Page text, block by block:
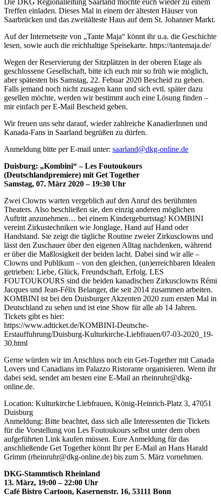
Treffen einladen. Dieses Mal in einem der ältesten Häuser von
Saarbrücken und das zweitälteste Haus auf dem St. Johanner Markt.
Auf der Internetseite von „Tante Maja“ könnt ihr u.a. die Geschichte
lesen, sowie auch die reichhaltige Speisekarte. https://tantemaja.de/
Wegen der Reservierung der Sitzplätzen in der oberen Etage als
geschlossene Gesellschaft, bitte ich euch mir so früh wie möglich,
aber spätesten bis Samstag, 22. Febuar 2020 Bescheid zu geben.
Falls jemand noch nicht zusagen kann und sich evtl. später dazu
gesellen möchte, werden wir bestimmt auch eine Lösung finden –
mir einfach per E-Mail Bescheid geben.
Wir freuen uns sehr darauf, wieder zahlreiche KanadierInnen und
Kanada-Fans in Saarland begrüßen zu dürfen.
Anmeldung bitte per E-mail unter: saarland@dkg-online.de
Duisburg: „Kombini“ – Les Foutoukours
(Deutschlandpremiere) mit Get Together
Samstag, 07. März 2020 – 19:30 Uhr
Zwei Clowns warten vergeblich auf den Anruf des berühmten
Theaters. Also beschließen sie, den einzig anderen möglichen
Auftritt anzunehmen… bei einem Kindergeburtstag! KOMBINI
vereint Zirkustechniken wie Jonglage, Hand auf Hand oder
Handstand. Sie zeigt die tägliche Routine zweier Zirkusclowns und
lässt den Zuschauer über den eigenen Alltag nachdenken, während
er über die Maßlosigkeit der beiden lacht. Dabei sind wir alle –
Clowns und Publikum – von den gleichen, (un)erreichbaren Idealen
getrieben: Liebe, Glück, Freundschaft, Erfolg. LES
FOUTOUKOURS sind die beiden kanadischen Zirkusclowns Rémi
Jacques und Jean-Félix Belanger, die seit 2014 zusammen arbeiten.
KOMBINI ist bei den Duisburger Akzenten 2020 zum ersten Mal in
Deutschland zu sehen und ist eine Show für alle ab 14 Jahren.
Tickets gibt es hier:
https://www.adticket.de/KOMBINI-Deutsche-
Erstauffuhrung/Duisburg-Kulturkirche-Liebfrauen/07-03-2020_19-
30.html
Gerne würden wir im Anschluss noch ein Get-Together mit Canada
Lovers und Canadians im Palazzo Ristorante organisieren. Wenn ihr
dabei seid, sendet am besten eine E-Mail an rheinruhr@dkg-
online.de.
Location: Kulturkirche Liebfrauen, König-Heinrich-Platz 3, 47051
Duisburg
Anmeldung: Bitte beachtet, dass sich alle Interessenten die Tickets
für die Vorstellung von Les Foutoukours selbst unter dem oben
aufgeführten Link kaufen müssen. Eure Anmeldung für das
anschließende Get Together könnt Ihr per E-Mail an Hans Harald
Grimm (rheinruhr@dkg-online.de) bis zum 5. März vornehmen.
DKG-Stammtisch Rheinland
13. März, 19:00 – 22:00 Uhr
Café Bistro Cartoon, Kasernenstr. 16, 53111 Bonn